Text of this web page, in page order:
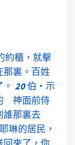
約櫃，就擊
那裏。百姓
20伯‧示
神面前侍
誰那裏去
琳的居民，